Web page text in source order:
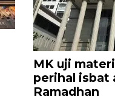
MK uji
perihal isbat
Ramadhan